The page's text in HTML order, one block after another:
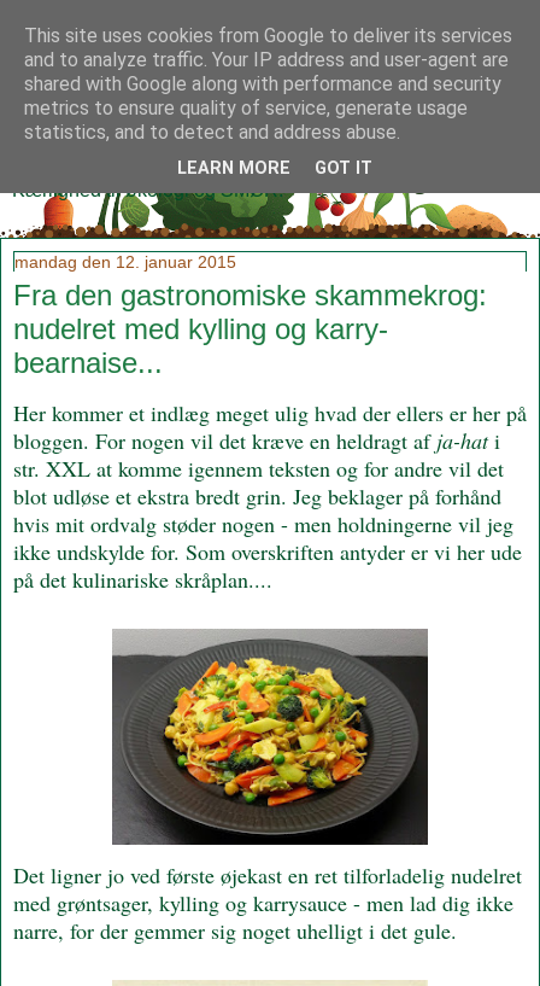
Klidmoster.dk
Kærlighed til økologi og SMØR!
mandag den 12. januar 2015
Fra den gastronomiske skammekrog:
nudelret med kylling og karry-
bearnaise...
Her kommer et indlæg meget ulig hvad der ellers er her på
bloggen. For nogen vil det kræve en heldragt af ja-hati
str. XXL at komme igennem teksten og for andre vil det
blot udløse et ekstra bredt grin. Jeg beklager på forhånd
hvis mit ordvalg støder nogen - men holdningerne vil jeg
ikke undskylde for. Som overskriften antyder er vi her ude
på det kulinariske skråplan....
Det ligner jo ved første øjekast en ret tilforladelig nudelret
med grøntsager, kylling og karrysauce - men lad dig ikke
narre, for der gemmer sig noget uhelligt i det gule.
This site uses cookies from Google to deliver its services
and to analyze traffic. Your IP address and user-agent are
shared with Google along with performance and security
metrics to ensure quality of service, generate usage
statistics, and to detect and address abuse.
LEARN MORE GOT IT